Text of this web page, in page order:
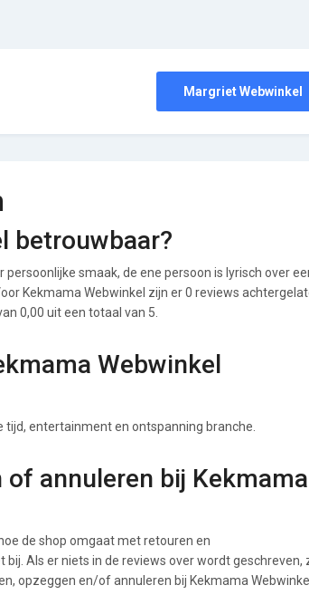
Margriet Webwinkel
betrouwbaar?
smaak, de ene persoon is lyrisch over
Kekmama Webwinkel zijn er 0 reviews
0,00 uit een totaal van 5.
Webwinkel
tijd, entertainment en ontspanning branche.
of annuleren bij Kekmama
de shop omgaat met retouren en
Als er niets in de reviews over wordt geschreven,
opzeggen en/of annuleren bij Kekmama Webwinkel.